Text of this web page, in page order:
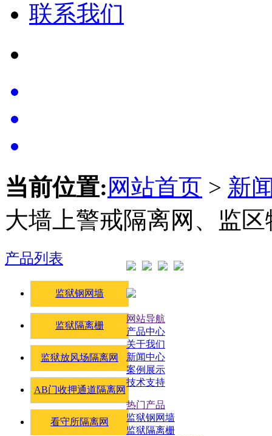
联系我们
当前位置: 网站首页 > 新
大墙上警戒隔离网、监
产品列表
监狱钢网墙
监狱隔离栅
监狱放风场隔离网
AB门收押通道隔离网
看守所隔离网
网站导航
产品中心
关于我们
新闻中心
案例展示
技术支持
热门产品
监狱钢网墙
监狱隔离栅